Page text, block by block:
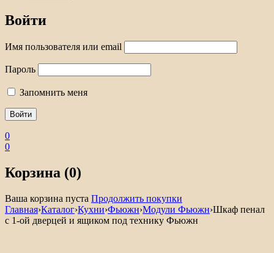
Войти
Имя пользователя или email
Пароль
Запомнить меня
0
0
Корзина (0)
Ваша корзина пуста Продолжить покупки
Главная›Каталог›Кухни›Фьюжн›Модули Фьюжн›Шкаф пенал
с 1-ой дверцей и ящиком под технику Фьюжн